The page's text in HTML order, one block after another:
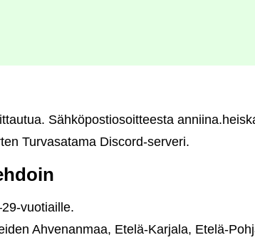
Sähköpostiosoitteesta
Turvasatama Discord-serveri.
vuotiaille.
Ahvenanmaa, Etelä-Karjala, Etelä-